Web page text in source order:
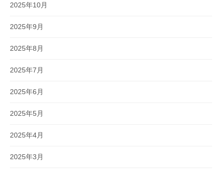
2025年10月
2025年9月
2025年8月
2025年7月
2025年6月
2025年5月
2025年4月
2025年3月